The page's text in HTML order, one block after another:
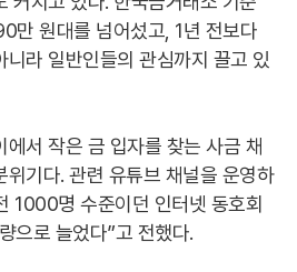
만 원대를 넘어섰고, 1년 전보다
라 일반인들의 관심까지 끌고 있
서 작은 금 입자를 찾는 사금 채
기다. 관련 유튜브 채널을 운영하
1000명 수준이던 인터넷 동호회
으로 늘었다”고 전했다.